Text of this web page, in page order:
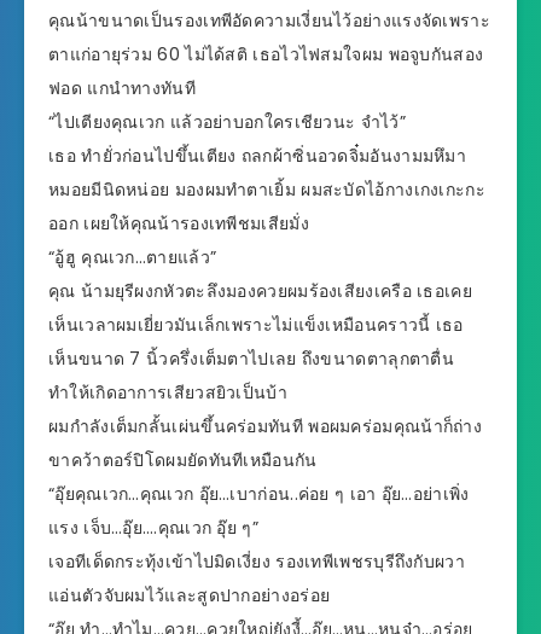
คุณน้าขนาดเป็นรองเทพีอัดความเงี่ยนไว้อย่างแรงจัดเพราะ
ตาแก่อายุร่วม 60 ไม่ได้สติ เธอไวไฟสมใจผม พอจูบกันสอง
ฟอด แกนำทางทันที
“ไปเตียงคุณเวก แล้วอย่าบอกใครเชียวนะ จำไว้”
เธอ ทำยั่วก่อนไปขึ้นเตียง ถลกผ้าซิ่นอวดจิ๋มอันงามมหึมา
หมอยมีนิดหน่อย มองผมทำตาเยิ้ม ผมสะบัดไอ้กางเกงเกะกะ
ออก เผยให้คุณน้ารองเทพีชมเสียมั่ง
“อู้ฮู คุณเวก…ตายแล้ว”
คุณ น้ามยุรีผงกหัวตะลึงมองควยผมร้องเสียงเครือ เธอเคย
เห็นเวลาผมเยี่ยวมันเล็กเพราะไม่แข็งเหมือนคราวนี้ เธอ
เห็นขนาด 7 นิ้วครึ่งเต็มตาไปเลย ถึงขนาดตาลุกตาตื่น
ทำให้เกิดอาการเสียวสยิวเป็นบ้า
ผมกำลังเต็มกลั้นเผ่นขึ้นคร่อมทันที พอผมคร่อมคุณน้าก็ถ่าง
ขาคว้าตอร์ปิโดผมยัดทันทีเหมือนกัน
“อุ๊ยคุณเวก…คุณเวก อุ๊ย…เบาก่อน..ค่อย ๆ เอา อุ๊ย…อย่าเพิ่ง
แรง เจ็บ…อุ๊ย….คุณเวก อุ๊ย ๆ”
เจอทีเด็ดกระทุ้งเข้าไปมิดเงี่ยง รองเทพีเพชรบุรีถึงกับผวา
แอ่นตัวจับผมไว้และสูดปากอย่างอร่อย
“อุ๊ย ทำ…ทำไม…ควย…ควยใหญ่ยังงี้…อุ๊ย…หนู…หนูจ๋า…อร่อย